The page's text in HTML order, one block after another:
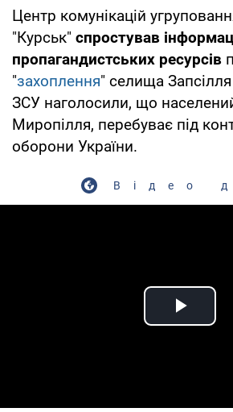
Центр комунікацій
"Курськ" спростував
пропагандистських ресурсів
"захоплення" селища
ЗСУ наголосили, що
Миропілля, перебуває під
оборони України.
Відео
Play